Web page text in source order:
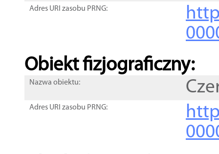
Adres URI zasobu PRNG:
Obiekt fizjograficzny:
Nazwa obiektu:
Adres URI zasobu PRNG: